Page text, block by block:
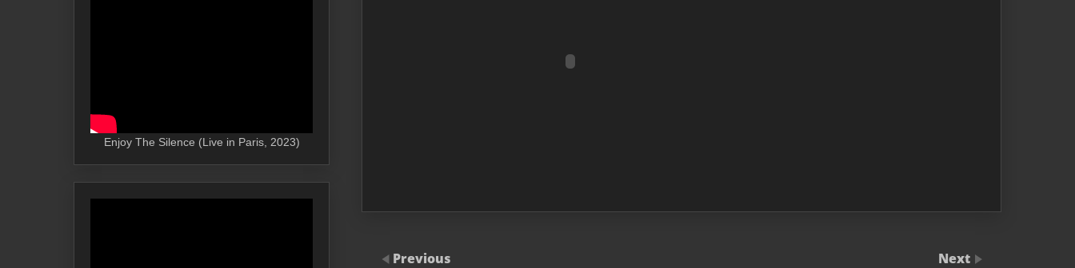
Previous Next
Enjoy The Silence (Live in Paris, 2023)